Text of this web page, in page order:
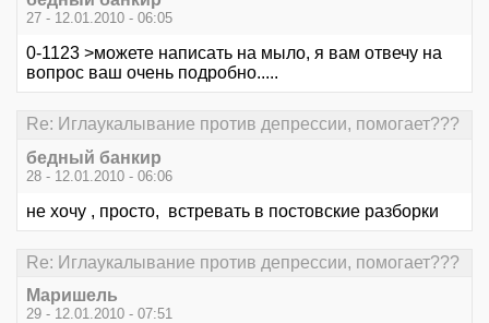
27 - 12.01.2010 - 06:05
0-1123 >можете написать на мыло, я вам отвечу на
вопрос ваш очень подробно.....
Re: Иглаукалывание против депрессии, помогает???
бедный банкир
28 - 12.01.2010 - 06:06
не хочу , просто, встревать в постовские разборки
Re: Иглаукалывание против депрессии, помогает???
Маришель
29 - 12.01.2010 - 07:51